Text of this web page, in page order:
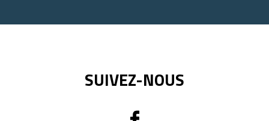
SUIVEZ-NOUS